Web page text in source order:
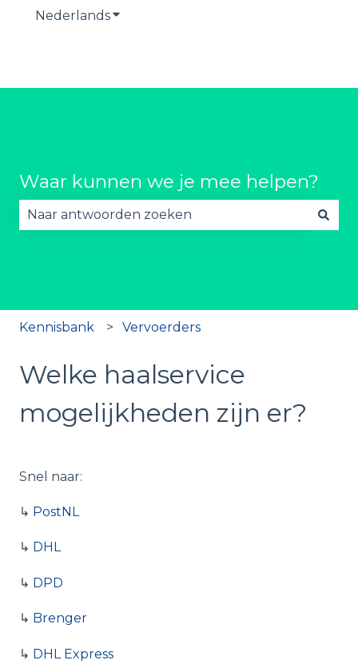
NederlandsSubmenu tonen voor vertalingen
Waar kunnen we je mee helpen?
Kennisbank Vervoerders
Welke haalservice
mogelijkheden zijn er?
Snel naar:
↳ PostNL
↳ DHL
↳ DPD
↳ Brenger
↳ DHL Express